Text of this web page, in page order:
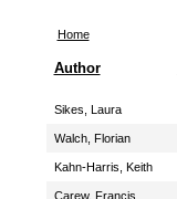
Home
Author
Sikes, Laura
Walch, Florian
Kahn-Harris, Keith
Carew, Francis